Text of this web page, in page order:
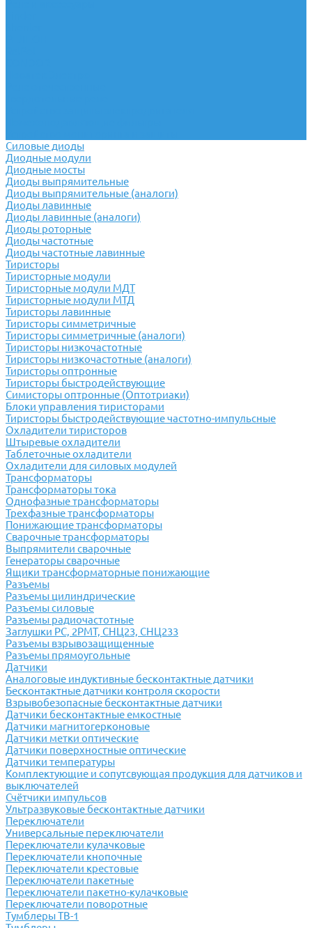
Силовые диоды
Диодные модули
Диодные мосты
Диоды выпрямительные
Диоды выпрямительные (аналоги)
Диоды лавинные
Диоды лавинные (аналоги)
Диоды роторные
Диоды частотные
Диоды частотные лавинные
Тиристоры
Тиристорные модули
Тиристорные модули МДТ
Тиристорные модули МТД
Тиристоры лавинные
Тиристоры симметричные
Тиристоры симметричные (аналоги)
Тиристоры низкочастотные
Тиристоры низкочастотные (аналоги)
Тиристоры оптронные
Тиристоры быстродействующие
Симисторы оптронные (Оптотриаки)
Блоки управления тиристорами
Тиристоры быстродействующие частотно-импульсные
Охладители тиристоров
Штыревые охладители
Таблеточные охладители
Охладители для силовых модулей
Трансформаторы
Трансформаторы тока
Однофазные трансформаторы
Трехфазные трансформаторы
Понижающие трансформаторы
Сварочные трансформаторы
Выпрямители сварочные
Генераторы сварочные
Ящики трансформаторные понижающие
Разъемы
Разъемы цилиндрические
Разъемы силовые
Разъемы радиочастотные
Заглушки РС, 2РМТ, СНЦ23, СНЦ233
Разъемы взрывозащищенные
Разъемы прямоугольные
Датчики
Аналоговые индуктивные бесконтактные датчики
Бесконтактные датчики контроля скорости
Взрывобезопасные бесконтактные датчики
Датчики бесконтактные емкостные
Датчики магнитогерконовые
Датчики метки оптические
Датчики поверхностные оптические
Датчики температуры
Комплектующие и сопутсвующая продукция для датчиков и
выключателей
Счётчики импульсов
Ультразвуковые бесконтактные датчики
Переключатели
Универсальные переключатели
Переключатели кулачковые
Переключатели кнопочные
Переключатели крестовые
Переключатели пакетные
Переключатели пакетно-кулачковые
Переключатели поворотные
Тумблеры ТВ-1